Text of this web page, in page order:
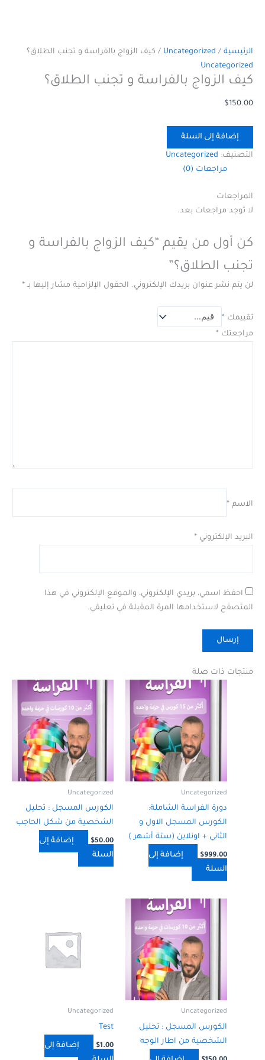
الرئيسية /
Uncategorized / كيف الزواج بالفراسة و تجنب الطلاق؟
Uncategorized
كيف الزواج بالفراسة و تجنب الطلاق؟
$150.00
إضافة إلى السلة
التصنيف: Uncategorized
مراجعات (0)
المراجعات
لا توجد مراجعات بعد.
كن أول من يقيم “كيف الزواج بالفراسة و
تجنب الطلاق؟”
لن يتم نشر عنوان بريدك الإلكتروني. الحقول الإلزامية مشار إليها بـ *
تقييمك *
مراجعتك *
الاسم *
البريد الإلكتروني *
احفظ اسمي، بريدي الإلكتروني، والموقع الإلكتروني في هذا
المتصفح لاستخدامها المرة المقبلة في تعليقي.
منتجات ذات صلة
Uncategorized
دورة الفراسة الشاملة:
الكورس المسجل الاول و
الثاني + اونلاين (ستة أشهر )
$999.00
إضافة إلى
السلة
Uncategorized
الكورس المسجل : تحليل
الشخصية من شكل الحاجب
$50.00
إضافة إلى
السلة
Uncategorized
الكورس المسجل : تحليل
الشخصية من اطار الوجه
Uncategorized
Test
$1.00
إضافة إلى